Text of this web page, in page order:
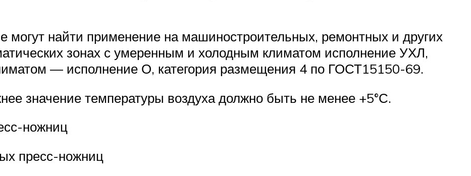
найти применение на машиностроительных, ремонтных и других
зонах с умеренным и холодным климатом исполнение УХЛ,
— исполнение О, категория размещения 4 по ГОСТ15150-69.
значение температуры воздуха должно быть не менее +5°С.
ножниц
пресс-ножниц